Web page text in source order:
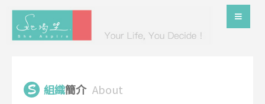
組織簡介 About